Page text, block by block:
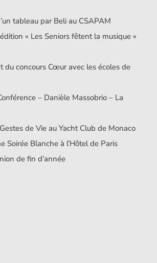
tableau par Beli au CSAPAM
« Les Seniors fêtent la musique »
du concours Cœur avec les écoles de
– Danièle Massobrio – La
de Vie au Yacht Club de Monaco
Soirée Blanche à l’Hôtel de Paris
de fin d’année